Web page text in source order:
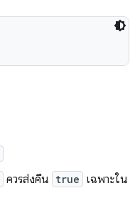
ควรส่งคืน true เฉพาะใน